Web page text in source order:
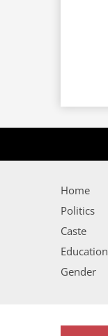
Home
Politics
Caste
Education
Gender